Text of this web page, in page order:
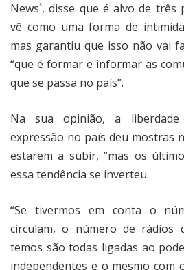
News`, disse que é alvo de três
vê como uma forma de
mas garantiu que isso não vai
“que é formar e informar as
que se passa no país”.
Na sua opinião, a
expressão no país deu mostras
estarem a subir, “mas os
essa tendência se inverteu.
“Se tivermos em conta o
circulam, o número de rádios
temos são todas ligadas ao
independentes e o mesmo com